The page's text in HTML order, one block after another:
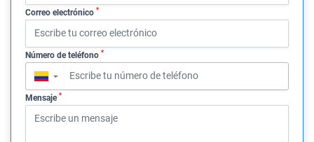
Correo electrónico *
Número de teléfono *
▼
Mensaje *